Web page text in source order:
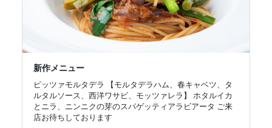
新作メニュー
ピッツァモルタデラ 【モルタデラハム、春キャベツ、タ
ルタルソース、西洋ワサビ、モッツァレラ】 ホタルイカ
とニラ、ニンニクの芽のスパゲッティアラビアータ ご来
店お待ちしております